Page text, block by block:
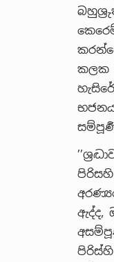
කලක
පිරිසහි
ඇද්ද,
පිරිස්හි